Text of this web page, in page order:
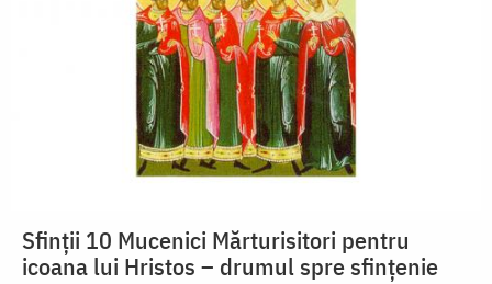
Sfinții 10 Mucenici Mărturisitori pentru
icoana lui Hristos – drumul spre sfințenie